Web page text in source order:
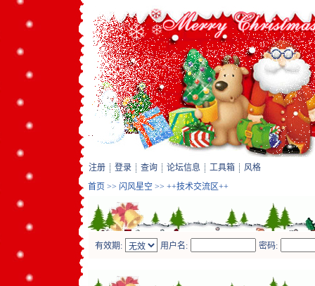
注册 登录 查询 论坛信息 工具箱
风格
首页 >> 闪风星空 >> ++技术交流区++
有效期: 用户名: 密码: